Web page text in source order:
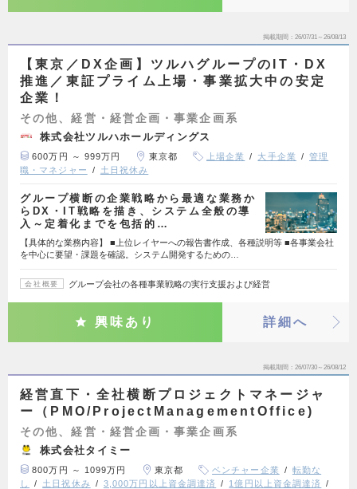
掲載期間 26/07/31～26/08/13
【東京／DX企画】ツルハグループのIT・DX
推進／東証プライム上場・事業拡大中の安定
企業！
その他、経営・経営企画・事業企画系
株式会社ツルハホールディングス
600万円 ～ 999万円 東京都 上場企業 大手企業
管理
職・マネジャー
土日祝休み
グループ横断の企業戦略から最適な業務か
らDX・IT戦略を描き、システム全般の導
入～定着化までを包括的…
【具体的な業務内容】 ■上位レイヤーへの報告書作成、各種説明等 ■各事業会社
を中心に要望・課題を確認。システム開発するための…
会社概要 グループ会社の各種事業戦略の実行支援および経営
興味あり 詳細へ
掲載期間 26/07/30～26/08/12
経営直下・全社横断プロジェクトマネージャ
ー（PMO/ProjectManagementOffice)
その他、経営・経営企画・事業企画系
株式会社タイミー
800万円 ～ 1099万円 東京都 ベンチャー企業
転勤な
し
土日祝休み 3,000万円以上資金調達済
1億円以上資金調達済